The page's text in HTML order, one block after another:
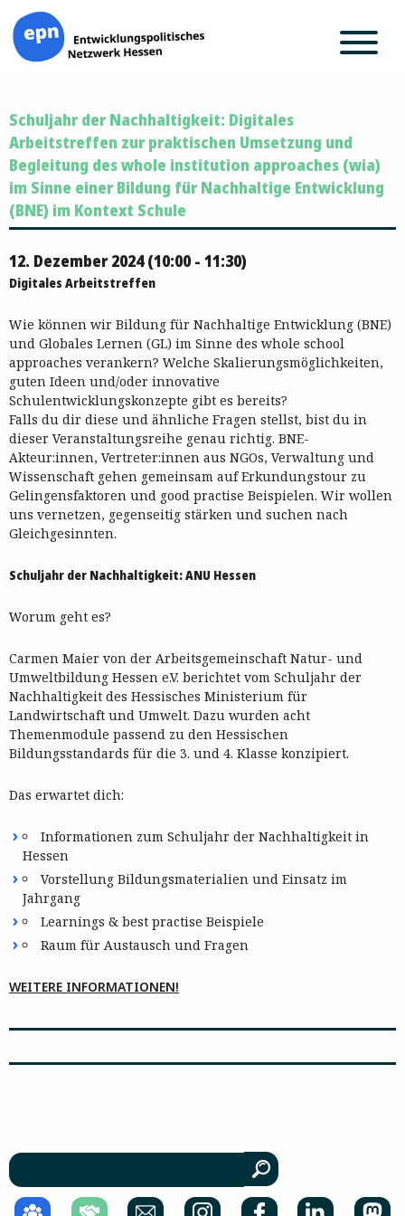
Inhalt
springen
Schuljahr der Nachhaltigkeit: Digitales
Arbeitstreffen zur praktischen Umsetzung und
Begleitung des whole institution approaches (wia)
im Sinne einer Bildung für Nachhaltige Entwicklung
(BNE) im Kontext Schule
12. Dezember 2024 (10:00 - 11:30)
Digitales Arbeitstreffen
Wie können wir Bildung für Nachhaltige Entwicklung (BNE)
und Globales Lernen (GL) im Sinne des whole school
approaches verankern? Welche Skalierungsmöglichkeiten,
guten Ideen und/oder innovative
Schulentwicklungskonzepte gibt es bereits?
Falls du dir diese und ähnliche Fragen stellst, bist du in
dieser Veranstaltungsreihe genau richtig. BNE-
Akteur:innen, Vertreter:innen aus NGOs, Verwaltung und
Wissenschaft gehen gemeinsam auf Erkundungstour zu
Gelingensfaktoren und good practise Beispielen. Wir wollen
uns vernetzen, gegenseitig stärken und suchen nach
Gleichgesinnten.
Schuljahr der Nachhaltigkeit: ANU Hessen
Worum geht es?
Carmen Maier von der Arbeitsgemeinschaft Natur- und
Umweltbildung Hessen e.V. berichtet vom Schuljahr der
Nachhaltigkeit des Hessisches Ministerium für
Landwirtschaft und Umwelt. Dazu wurden acht
Themenmodule passend zu den Hessischen
Bildungsstandards für die 3. und 4. Klasse konzipiert.
Das erwartet dich:
Informationen zum Schuljahr der Nachhaltigkeit in
Hessen
Vorstellung Bildungsmaterialien und Einsatz im
Jahrgang
Learnings & best practise Beispiele
Raum für Austausch und Fragen
WEITERE INFORMATIONEN!